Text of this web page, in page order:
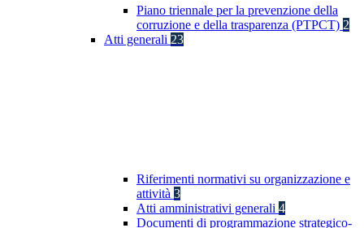
Piano triennale per la prevenzione della
corruzione e della trasparenza (PTPCT) 2
Atti generali 23
Riferimenti normativi su organizzazione e
attività 3
Atti amministrativi generali 4
Documenti di programmazione strategico-